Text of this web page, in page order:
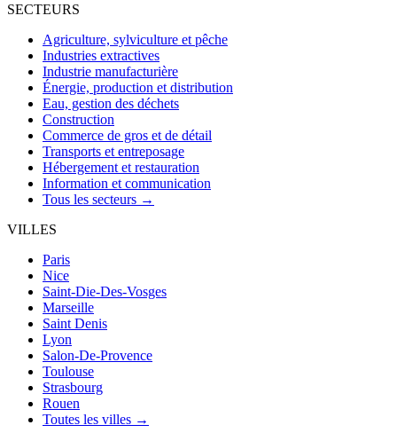
SECTEURS
Agriculture, sylviculture et pêche
Industries extractives
Industrie manufacturière
Énergie, production et distribution
Eau, gestion des déchets
Construction
Commerce de gros et de détail
Transports et entreposage
Hébergement et restauration
Information et communication
Tous les secteurs →
VILLES
Paris
Nice
Saint-Die-Des-Vosges
Marseille
Saint Denis
Lyon
Salon-De-Provence
Toulouse
Strasbourg
Rouen
Toutes les villes →